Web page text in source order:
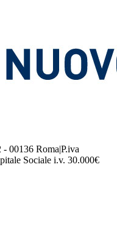
00136 Roma|P.iva
Sociale i.v. 30.000€